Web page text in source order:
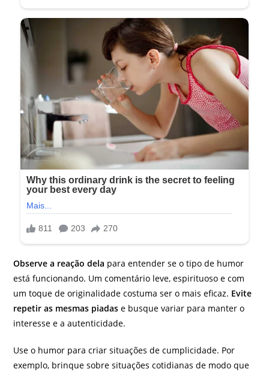
Observe a reação dela para entender se o tipo de humor
está funcionando. Um comentário leve, espirituoso e com
um toque de originalidade costuma ser o mais eficaz. Evite
repetir as mesmas piadas e busque variar para manter o
interesse e a autenticidade.
Use o humor para criar situações de cumplicidade. Por
exemplo, brinque sobre situações cotidianas de modo que